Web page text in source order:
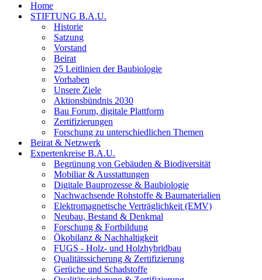
Home
STIFTUNG B.A.U.
Historie
Satzung
Vorstand
Beirat
25 Leitlinien der Baubiologie
Vorhaben
Unsere Ziele
Aktionsbündnis 2030
Bau Forum, digitale Plattform
Zertifizierungen
Forschung zu unterschiedlichen Themen
Beirat & Netzwerk
Expertenkreise B.A.U.
Begrünung von Gebäuden & Biodiversität
Mobiliar & Ausstattungen
Digitale Bauprozesse & Baubiologie
Nachwachsende Rohstoffe & Baumaterialien
Elektromagnetische Verträglichkeit (EMV)
Neubau, Bestand & Denkmal
Forschung & Fortbildung
Ökobilanz & Nachhaltigkeit
FUGS - Holz- und Holzhybridbau
Qualitätssicherung & Zertifizierung
Gerüche und Schadstoffe